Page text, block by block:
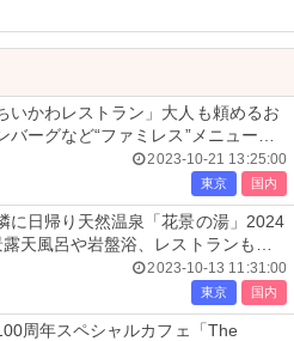
いかわレストラン」大人も頼めるお
バーグなど“ファミレス”メニュー充
2023-10-21 13:25:00
東京 国内
に日帰り天然温泉「花景の湯」2024
天風呂や岩盤浴、レストランも出
2023-10-13 11:31:00
東京 国内
周年スペシャルカフェ「The